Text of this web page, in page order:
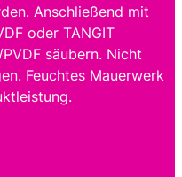
Anschließend mit
oder TANGIT
säubern. Nicht
Feuchtes Mauerwerk